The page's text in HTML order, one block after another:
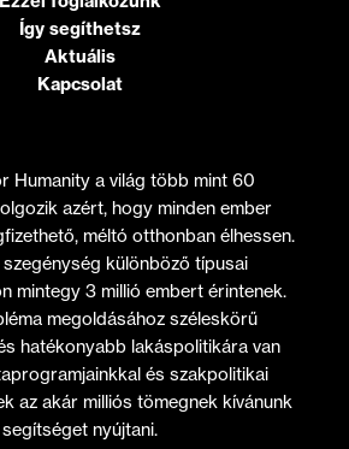
Így segíthetsz
Aktuális
Kapcsolat
Humanity a világ több mint 60
azért, hogy minden ember
méltó otthonban élhessen.
különböző típusai
mintegy 3 millió embert érintenek.
megoldásához széleskörű
hatékonyabb lakáspolitikára van
és szakpolitikai
az akár milliós tömegnek kívánunk
segítséget nyújtani.